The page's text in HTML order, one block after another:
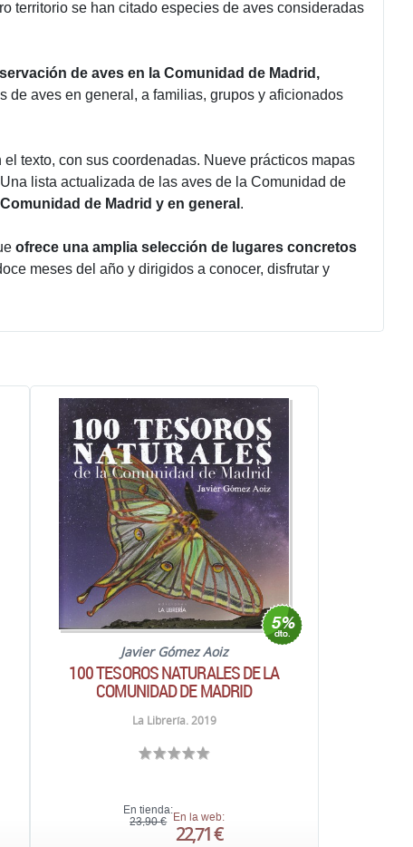
territorio se han citado especies de aves consideradas
de aves en la Comunidad de Madrid,
de aves en general, a familias, grupos y aficionados
texto, con sus coordenadas. Nueve prácticos mapas
lista actualizada de las aves de la Comunidad de
de Madrid y en general .
ofrece una amplia selección de lugares concretos
meses del año y dirigidos a conocer, disfrutar y
Javier Gómez Aoiz
100 TESOROS NATURALES DE LA
COMUNIDAD DE MADRID
La Librería. 2019
En tienda:
23,90 €
En la web:
22,71 €